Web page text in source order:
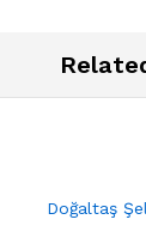
Doğaltaş